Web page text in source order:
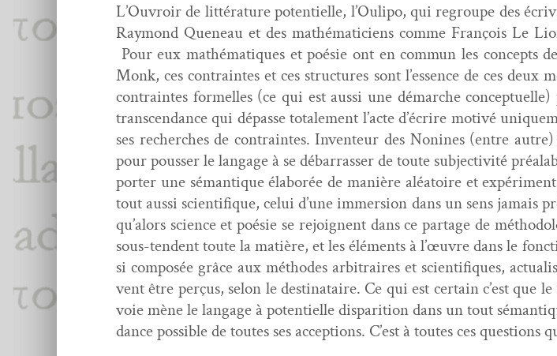
L’Ouvroir de lit­téra­ture poten­tielle, l’Oulipo, qui regroupe des
Ray­mond Que­neau et des math­é­mati­ciens comme François Le
Pour eux math­é­ma­tiques et poésie ont en com­mun les con­cepts
Monk, ces con­traintes et ces struc­tures sont l’essence de ces deux
con­traintes formelles (ce qui est aus­si une démarche
tran­scen­dance qui dépasse totale­ment l’acte d’écrire motivé
ses recherch­es de con­traintes. Inven­teur des Non­ines (entre
pour pouss­er le lan­gage à se débar­rass­er de toute sub­jec­tiv­ité
porter une séman­tique élaborée de manière aléa­toire et
tout aus­si sci­en­tifique, celui d’une immer­sion dans un sens
qu’alors sci­ence et poésie se rejoignent dans ce partage de
sous-ten­dent toute la matière, et les élé­ments à l’œuvre dans le
si com­posée grâce aux méth­odes arbi­traires et sci­en­tifiques,
vent être perçus, selon le des­ti­nataire. Ce qui est cer­tain c’est que
voie mène le lan­gage à poten­tielle dis­pari­tion dans un tout
dance pos­si­ble de toutes ses accep­tions. C’est à toutes ces